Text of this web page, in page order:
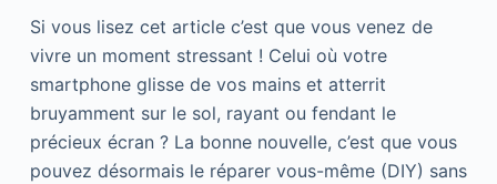
eSi vous lisez cet article c’est que vous venez de
vivre un moment stressant ! Celui où votre
smartphone glisse de vos mains et atterrit
bruyamment sur le sol, rayant ou fendant le
précieux écran ? La bonne nouvelle, c’est que vous
pouvez désormais le réparer vous-même (DIY) sans